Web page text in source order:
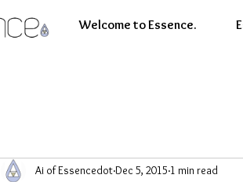
Welcome to Essence.
Ai of EssencedotDec 5, 2015 1 min read